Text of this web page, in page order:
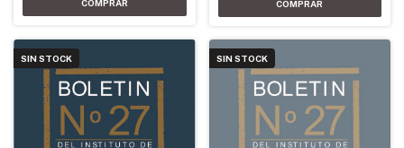
SIN STOCK SIN STOCK